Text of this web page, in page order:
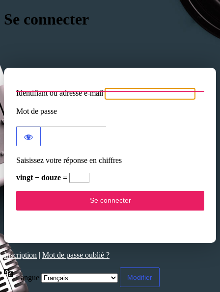
Se connecter
Identifiant ou adresse e-mail
Mot de passe
Saisissez votre réponse en chiffres
vingt − douze =
Inscription | Mot de passe oublié ?
Langue